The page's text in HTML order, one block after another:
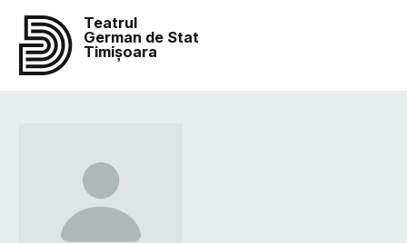
Teatrul
German de Stat
Timișoara